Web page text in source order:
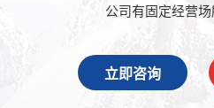
公司有固定经营
立即咨询